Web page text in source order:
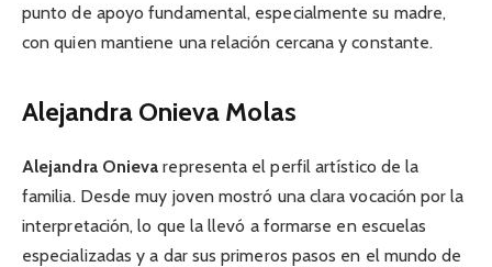
punto de apoyo fundamental, especialmente su madre,
con quien mantiene una relación cercana y constante.
Alejandra Onieva Molas
Alejandra Onieva representa el perfil artístico de la
familia. Desde muy joven mostró una clara vocación por la
interpretación, lo que la llevó a formarse en escuelas
especializadas y a dar sus primeros pasos en el mundo de